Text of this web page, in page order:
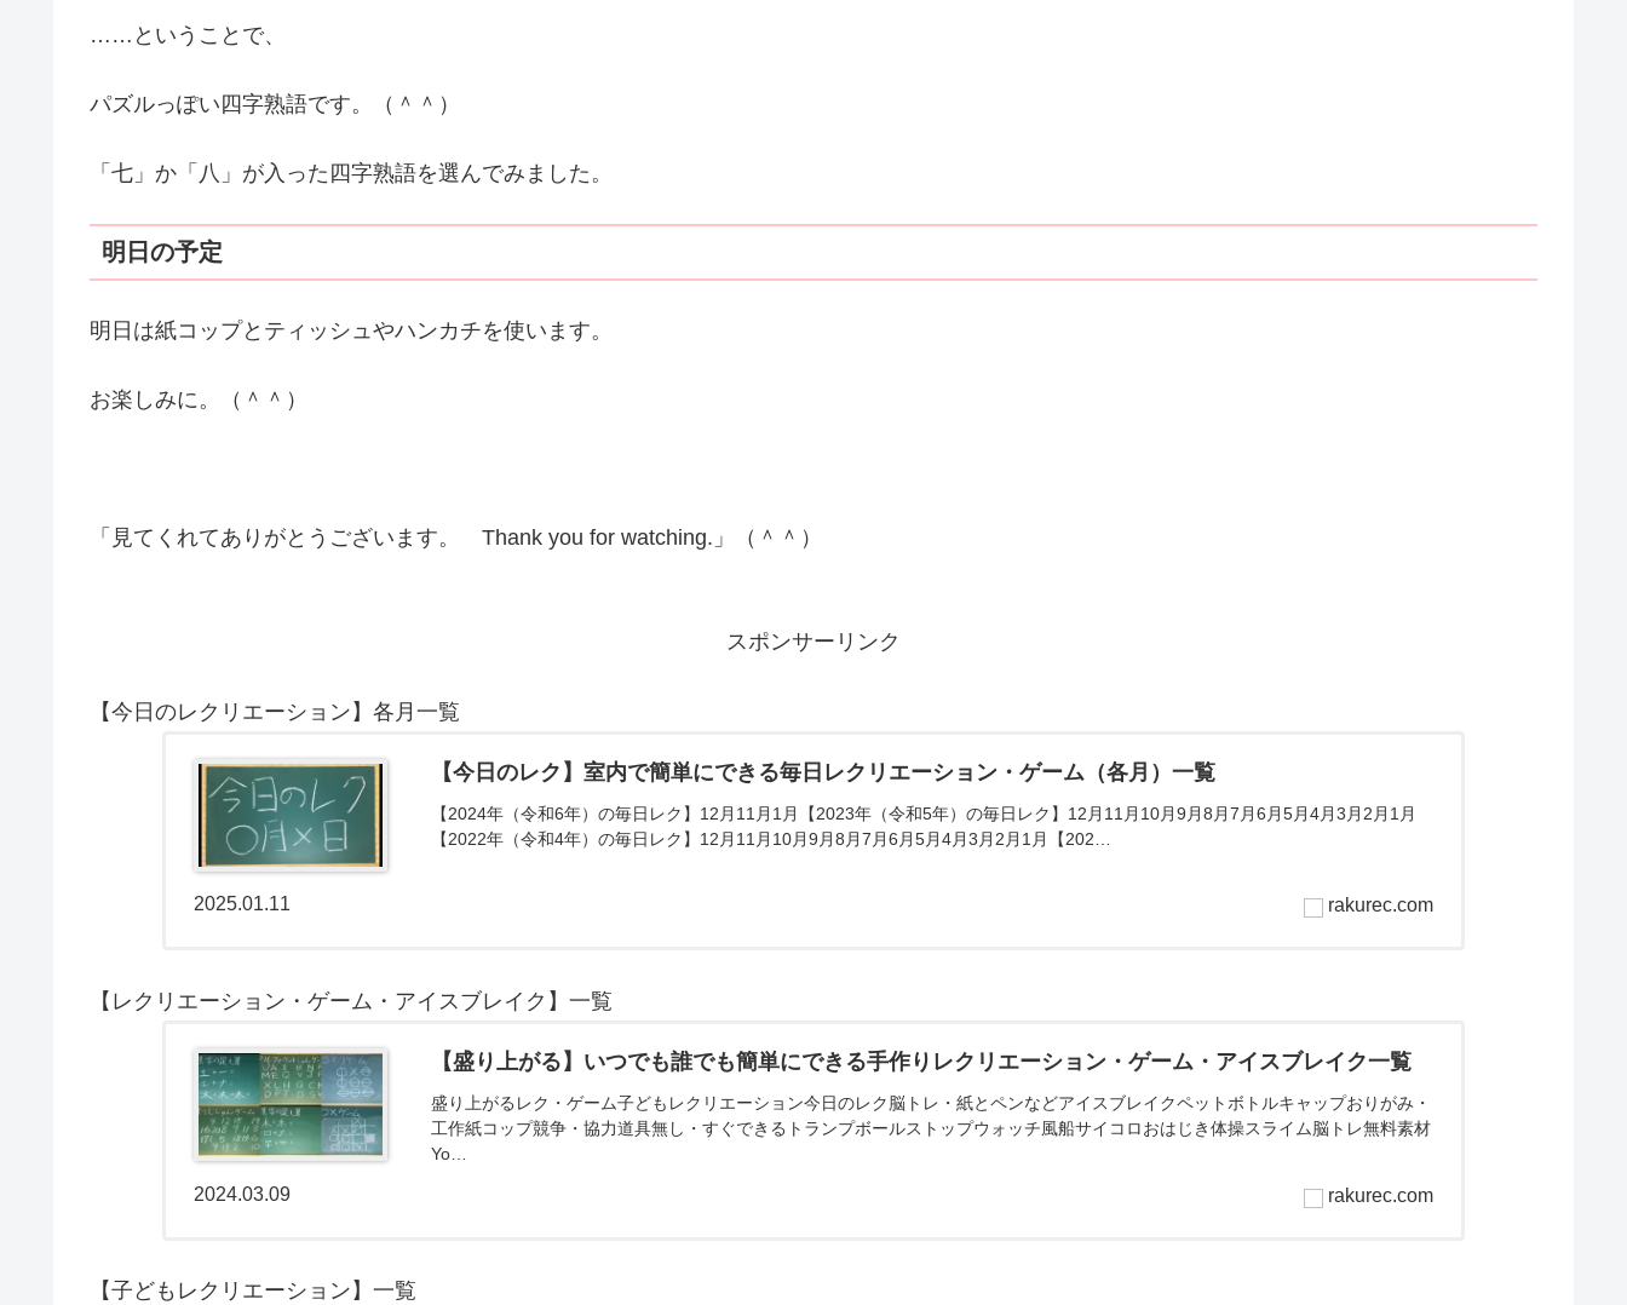
……ということで、
パズルっぽい四字熟語です。（＾＾）
「七」か「八」が入った四字熟語を選んでみました。
明日の予定
明日は紙コップとティッシュやハンカチを使います。
お楽しみに。（＾＾）
「見てくれてありがとうございます。 Thank you for watching.」（＾＾）
スポンサーリンク
【今日のレクリエーション】各月一覧
【今日のレク】室内で簡単にできる毎日レクリエーション・ゲーム（各月）一覧
【2024年（令和6年）の毎日レク】12月11月1月【2023年（令和5年）の毎日レク】12月11月10月9月8月7月6月5月4月3月2月1月
【2022年（令和4年）の毎日レク】12月11月10月9月8月7月6月5月4月3月2月1月【202…
rakurec.com
2025.01.11
【レクリエーション・ゲーム・アイスブレイク】一覧
【盛り上がる】いつでも誰でも簡単にできる手作りレクリエーション・ゲーム・アイスブレイク一覧
盛り上がるレク・ゲーム子どもレクリエーション今日のレク脳トレ・紙とペンなどアイスブレイクペットボトルキャップおりがみ・
工作紙コップ競争・協力道具無し・すぐできるトランプボールストップウォッチ風船サイコロおはじき体操スライム脳トレ無料素材
Yo…
rakurec.com
2024.03.09
【子どもレクリエーション】一覧